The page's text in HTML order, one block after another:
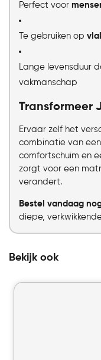
Perfect voor
Te gebruiken op
Lange levensduur
vakmanschap
Transformeer
Ervaar zelf het
combinatie van
comfortschuim en
zorgt voor een
verandert.
Bestel vandaag
diepe,
Bekijk ook